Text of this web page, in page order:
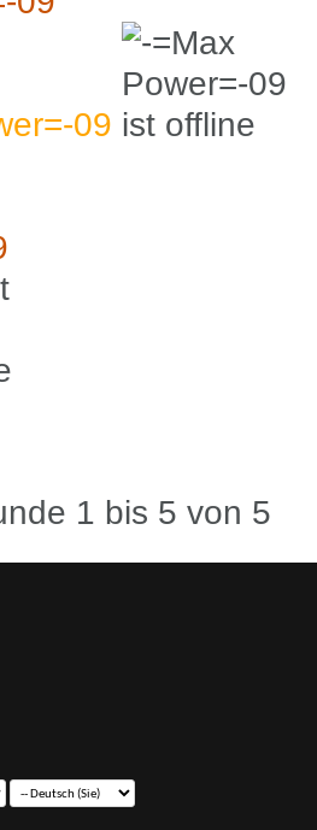
09
1 bis 5 von 5